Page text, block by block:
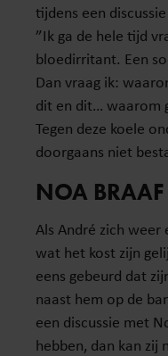
tijdens een
”Ik ga de hele tijd
bloedirritant. Een
Dan vraag ik:
dit en dit… waarom
Tegen deze koele
doorgaans niet
NOA
Als André zich weer
wat het kost zijn
eens gebeurd dat
naast hem op de
een discussie met
hebben, dan kan zij